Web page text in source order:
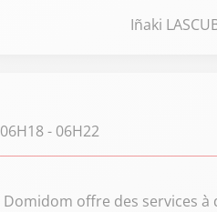
Iñaki
06H18- 06H22
Domidom offre des services à